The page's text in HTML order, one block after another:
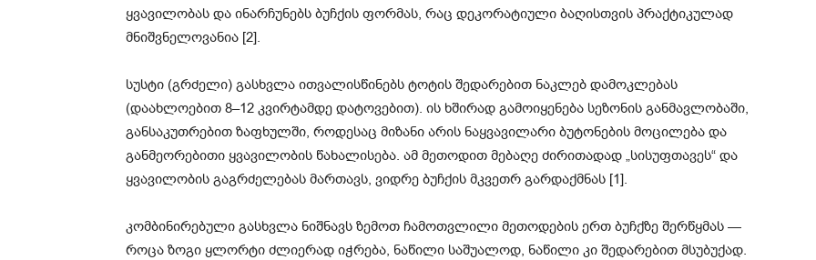
ყვავილობას და ინარჩუნებს ბუჩქის ფორმას, რაც დეკორატიული ბაღისთვის პრაქტიკულად
მნიშვნელოვანია [2].
სუსტი (გრძელი) გასხვლა ითვალისწინებს ტოტის შედარებით ნაკლებ დამოკლებას
(დაახლოებით 8–12 კვირტამდე დატოვებით). ის ხშირად გამოიყენება სეზონის განმავლობაში,
განსაკუთრებით ზაფხულში, როდესაც მიზანი არის ნაყვავილარი ბუტონების მოცილება და
განმეორებითი ყვავილობის წახალისება. ამ მეთოდით მებაღე ძირითადად „სისუფთავეს“ და
ყვავილობის გაგრძელებას მართავს, ვიდრე ბუჩქის მკვეთრ გარდაქმნას [1].
კომბინირებული გასხვლა ნიშნავს ზემოთ ჩამოთვლილი მეთოდების ერთ ბუჩქზე შერწყმას —
როცა ზოგი ყლორტი ძლიერად იჭრება, ნაწილი საშუალოდ, ნაწილი კი შედარებით მსუბუქად.